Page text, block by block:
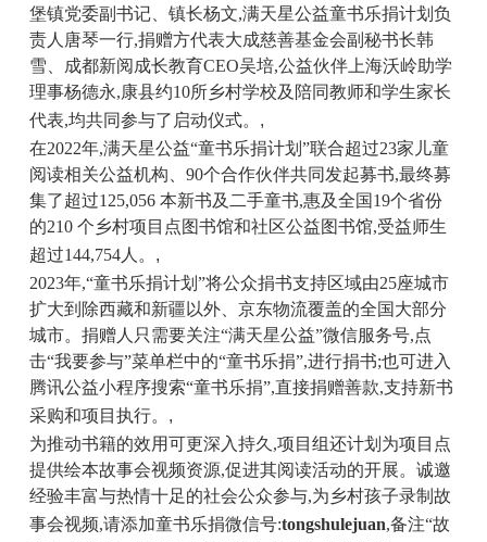
堡镇党委副书记、镇长杨文,满天星公益童书乐捐计划负
责人唐琴一行,捐赠方代表大成慈善基金会副秘书长韩
雪、
成都新阅成长教育CEO吴培,公益伙伴上海沃岭助学
理事杨德永,康县约10所乡村学校及陪同教师和学生家长
代表,均共同参与了启动仪式。 ,
在2022年,满天星公益“童书乐捐计划”联合超过23家儿童
阅读相关公益机构、90个合作伙伴共同发起募书,最终募
集了超过125,056 本新书及二手童书,惠及全国19个省份
的210 个乡村项目点图书馆和社区公益图书馆,受益师生
超过144,754人。 ,
2023年,“童书乐捐计划”将公众捐书支持区域由25座城市
扩大到除西藏和新疆以外、京东物流覆盖的全国大部分
城市。 捐赠人只需要关注“满天星公益”微信服务号,点
击“我要参与”菜单栏中的“童书乐捐”,进行捐书;也可进入
腾讯公益小程序搜索“童书乐捐”,直接捐赠善款,支持新书
采购和项目执行。 ,
为推动书籍的效用可更深入持久,项目组还计划 为项目点
提供绘本故事会视频资源,促进其阅读活动的开展。 诚邀
经验丰富与热情十足的社会公众参与,为乡村孩子录制故
事会视频,请添加童书乐捐微信号:tongshulejuan,备注“故